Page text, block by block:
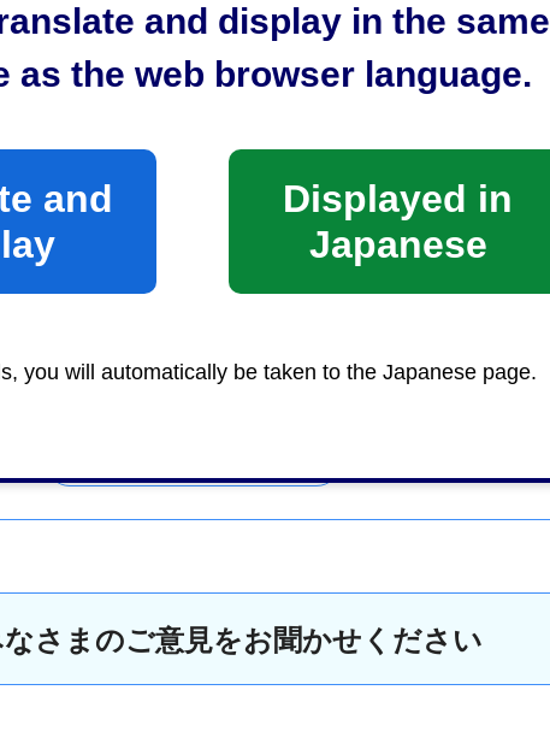
and display in the same
as the web browser language.
and
Displayed in
Japanese
you will automatically be taken to the Japanese page.
さまのご意見をお聞かせください